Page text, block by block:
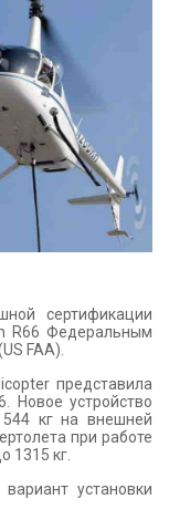
сертификации
R66 Федеральным
FAA).
представила
Новое устройство
кг на внешней
при работе
1315 кг.
установки